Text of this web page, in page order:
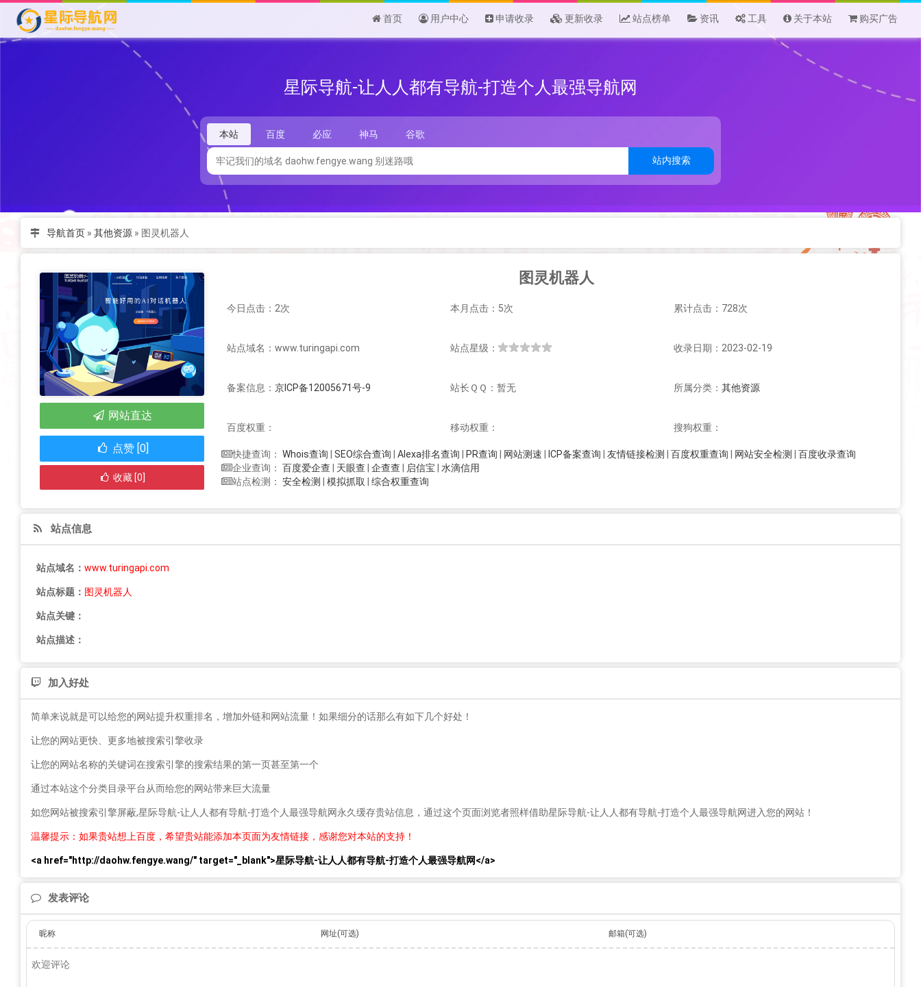
首页 用户中心 申请收录 更新收录 站点榜单 资讯 工具 关于本站 购买广告
星际导航-让人人都有导航-打造个人最强导航网
本站 百度 必应 神马 谷歌
站内搜索
导航首页 » 其他资源 » 图灵机器人
图灵机器人
今日点击：2次 本月点击：5次 累计点击：728次
站点域名：www.turingapi.com 站点星级： 收录日期：2023-02-19
备案信息： 京ICP备12005671号-9 站长ＱＱ：暂无 所属分类： 其他资源
百度权重： 移动权重： 搜狗权重：
快捷查询： Whois查询 SEO综合查询 Alexa排名查询 PR查询 网站测速 ICP备案查询 友情链接检测 百度权重查询 网站安全检测 百度收录查询
企业查询： 百度爱企查 天眼查 企查查 启信宝 水滴信用
站点检测： 安全检测 模拟抓取 综合权重查询
网站直达
点赞 [0]
收藏 [0]
站点信息
站点域名： www.turingapi.com
站点标题： 图灵机器人
站点关键：
站点描述：
加入好处
简单来说就是可以给您的网站提升权重排名，增加外链和网站流量！如果细分的话那么有如下几个好处！
让您的网站更快、更多地被搜索引擎收录
让您的网站名称的关键词在搜索引擎的搜索结果的第一页甚至第一个
通过本站这个分类目录平台从而给您的网站带来巨大流量
如您网站被搜索引擎屏蔽,星际导航-让人人都有导航-打造个人最强导航网永久缓存贵站信息，通过这个页面浏览者照样借助星际导航-让人人都有导航-打造个人最强导航网进入您的网站！
温馨提示：如果贵站想上百度，希望贵站能添加本页面为友情链接，感谢您对本站的支持！
<a href="http://daohw.fengye.wang/" target="_blank">星际导航-让人人都有导航-打造个人最强导航网</a>
发表评论
昵称 网址(可选) 邮箱(可选)